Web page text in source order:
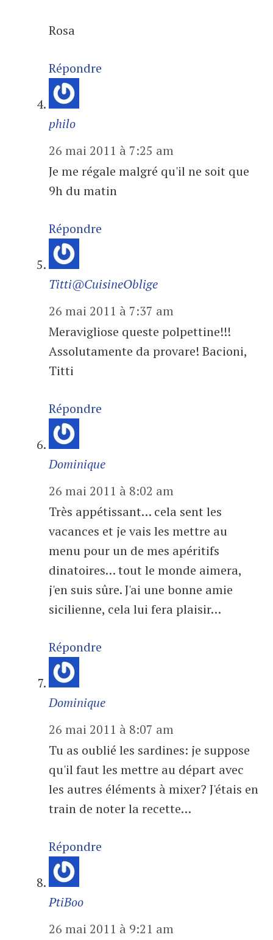
Rosa
Répondre
philo
26 mai 2011 à 7:25 am
Je me régale malgré qu'il ne soit que
9h du matin
Répondre
Titti@CuisineOblige
26 mai 2011 à 7:37 am
Meravigliose queste polpettine!!!
Assolutamente da provare! Bacioni,
Titti
Répondre
Dominique
26 mai 2011 à 8:02 am
Très appétissant… cela sent les
vacances et je vais les mettre au
menu pour un de mes apéritifs
dinatoires… tout le monde aimera,
j'en suis sûre. J'ai une bonne amie
sicilienne, cela lui fera plaisir…
Répondre
Dominique
26 mai 2011 à 8:07 am
Tu as oublié les sardines: je suppose
qu'il faut les mettre au départ avec
les autres éléments à mixer? J'étais en
train de noter la recette…
Répondre
PtiBoo
26 mai 2011 à 9:21 am